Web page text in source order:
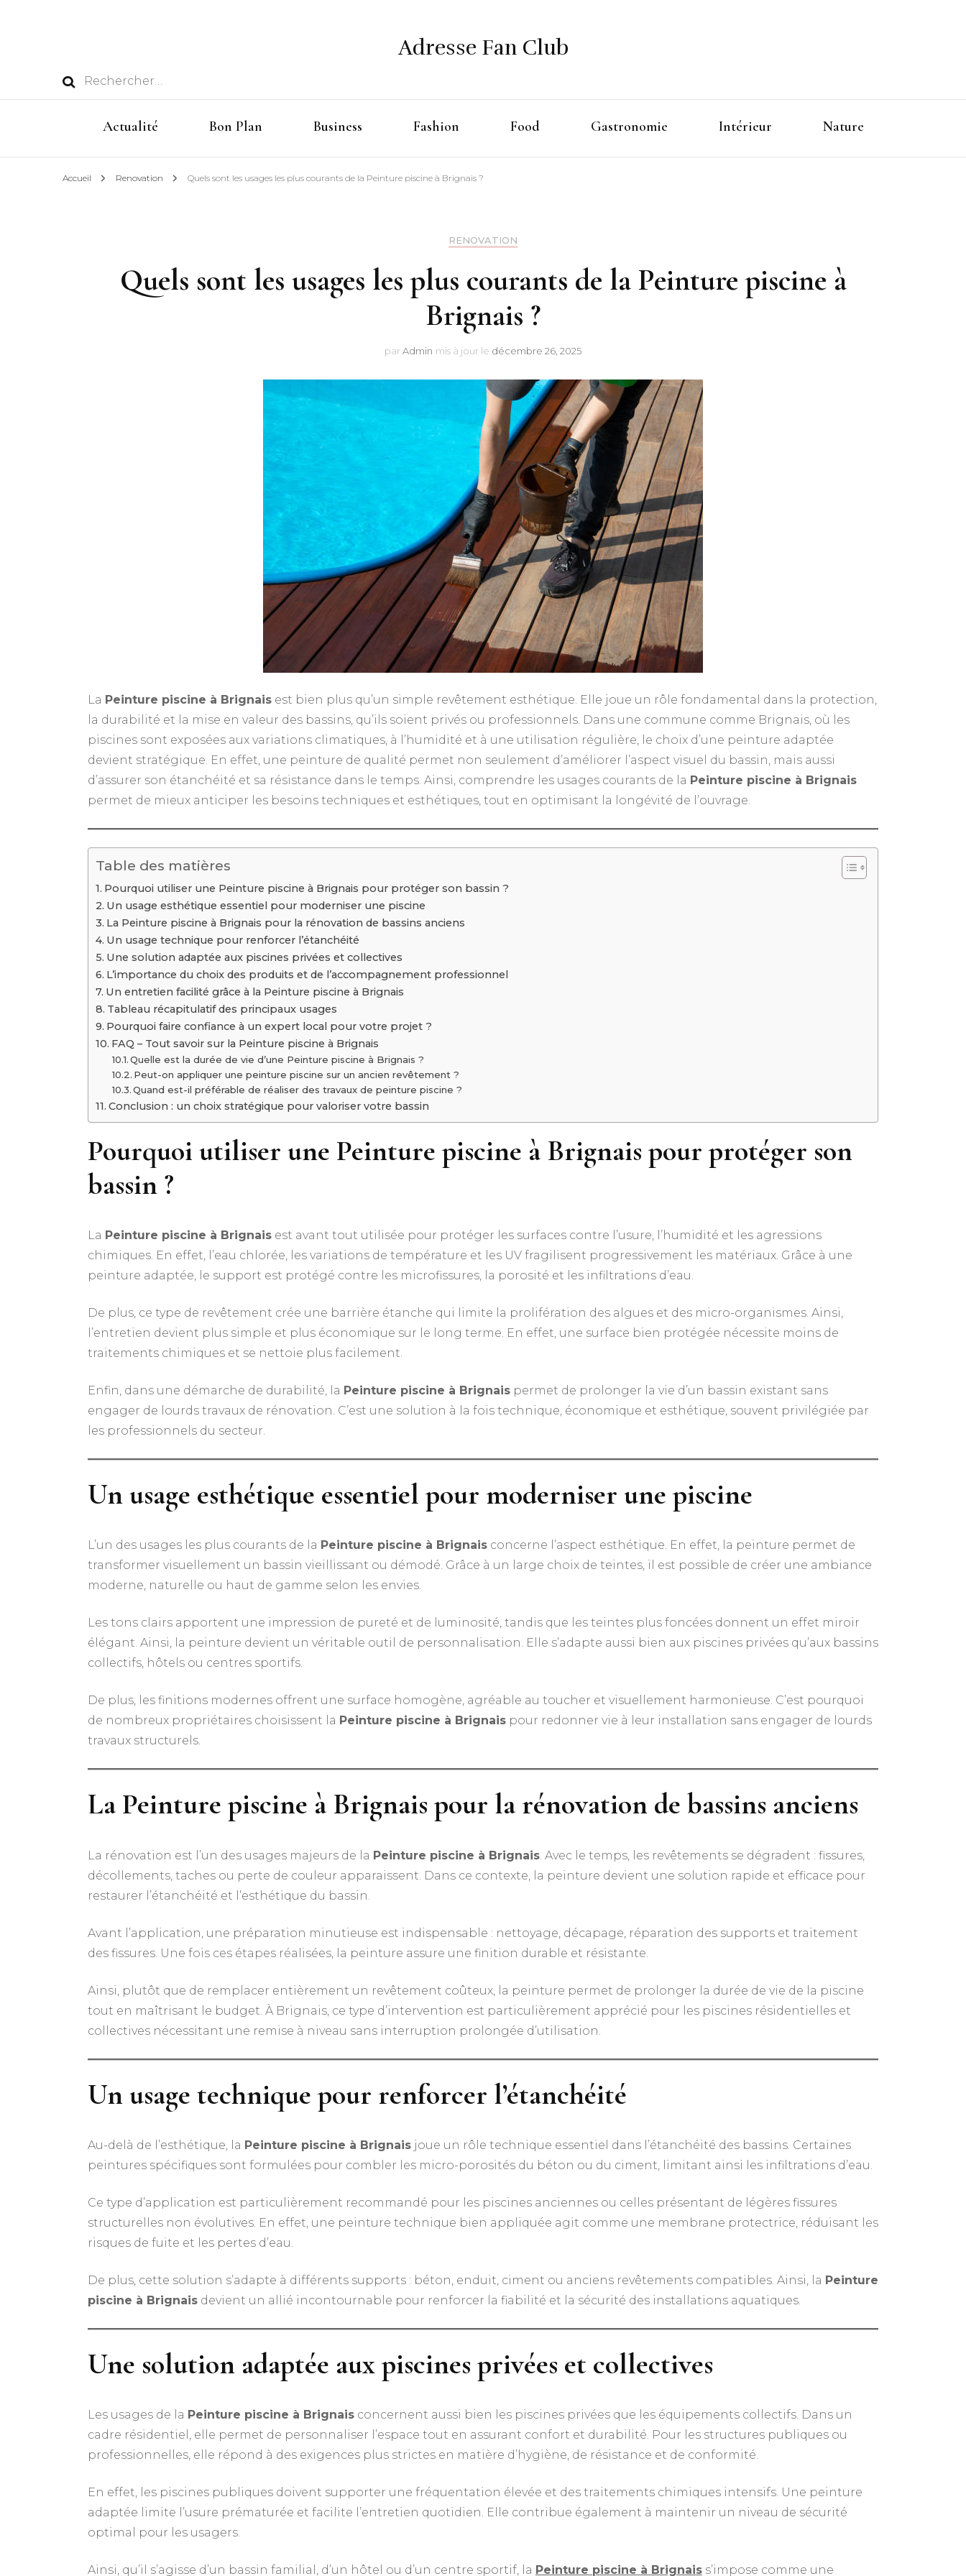
Rechercher :
Adresse Fan Club
Actualité Bon Plan Business Fashion Food Gastronomie Intérieur Nature
Accueil Renovation Quels sont les usages les plus courants de la Peinture piscine à Brignais ?
RENOVATION
Quels sont les usages les plus courants de la Peinture piscine à
Brignais ?
par Admin mis à jour le décembre 26, 2025
La Peinture piscine à Brignais est bien plus qu’un simple revêtement esthétique. Elle joue un rôle fondamental dans la protection,
la durabilité et la mise en valeur des bassins, qu’ils soient privés ou professionnels. Dans une commune comme Brignais, où les
piscines sont exposées aux variations climatiques, à l’humidité et à une utilisation régulière, le choix d’une peinture adaptée
devient stratégique. En effet, une peinture de qualité permet non seulement d’améliorer l’aspect visuel du bassin, mais aussi
d’assurer son étanchéité et sa résistance dans le temps. Ainsi, comprendre les usages courants de la Peinture piscine à Brignais
permet de mieux anticiper les besoins techniques et esthétiques, tout en optimisant la longévité de l’ouvrage.
Table des matières
Pourquoi utiliser une Peinture piscine à Brignais pour protéger son bassin ?
Un usage esthétique essentiel pour moderniser une piscine
La Peinture piscine à Brignais pour la rénovation de bassins anciens
Un usage technique pour renforcer l’étanchéité
Une solution adaptée aux piscines privées et collectives
L’importance du choix des produits et de l’accompagnement professionnel
Un entretien facilité grâce à la Peinture piscine à Brignais
Tableau récapitulatif des principaux usages
Pourquoi faire confiance à un expert local pour votre projet ?
FAQ – Tout savoir sur la Peinture piscine à Brignais
Quelle est la durée de vie d’une Peinture piscine à Brignais ?
Peut-on appliquer une peinture piscine sur un ancien revêtement ?
Quand est-il préférable de réaliser des travaux de peinture piscine ?
Conclusion : un choix stratégique pour valoriser votre bassin
Pourquoi utiliser une Peinture piscine à Brignais pour protéger son
bassin ?
La Peinture piscine à Brignais est avant tout utilisée pour protéger les surfaces contre l’usure, l’humidité et les agressions
chimiques. En effet, l’eau chlorée, les variations de température et les UV fragilisent progressivement les matériaux. Grâce à une
peinture adaptée, le support est protégé contre les microfissures, la porosité et les infiltrations d’eau.
De plus, ce type de revêtement crée une barrière étanche qui limite la prolifération des algues et des micro-organismes. Ainsi,
l’entretien devient plus simple et plus économique sur le long terme. En effet, une surface bien protégée nécessite moins de
traitements chimiques et se nettoie plus facilement.
Enfin, dans une démarche de durabilité, la Peinture piscine à Brignais permet de prolonger la vie d’un bassin existant sans
engager de lourds travaux de rénovation. C’est une solution à la fois technique, économique et esthétique, souvent privilégiée par
les professionnels du secteur.
Un usage esthétique essentiel pour moderniser une piscine
L’un des usages les plus courants de la Peinture piscine à Brignais concerne l’aspect esthétique. En effet, la peinture permet de
transformer visuellement un bassin vieillissant ou démodé. Grâce à un large choix de teintes, il est possible de créer une ambiance
moderne, naturelle ou haut de gamme selon les envies.
Les tons clairs apportent une impression de pureté et de luminosité, tandis que les teintes plus foncées donnent un effet miroir
élégant. Ainsi, la peinture devient un véritable outil de personnalisation. Elle s’adapte aussi bien aux piscines privées qu’aux bassins
collectifs, hôtels ou centres sportifs.
De plus, les finitions modernes offrent une surface homogène, agréable au toucher et visuellement harmonieuse. C’est pourquoi
de nombreux propriétaires choisissent la Peinture piscine à Brignais pour redonner vie à leur installation sans engager de lourds
travaux structurels.
La Peinture piscine à Brignais pour la rénovation de bassins anciens
La rénovation est l’un des usages majeurs de la Peinture piscine à Brignais . Avec le temps, les revêtements se dégradent : fissures,
décollements, taches ou perte de couleur apparaissent. Dans ce contexte, la peinture devient une solution rapide et efficace pour
restaurer l’étanchéité et l’esthétique du bassin.
Avant l’application, une préparation minutieuse est indispensable : nettoyage, décapage, réparation des supports et traitement
des fissures. Une fois ces étapes réalisées, la peinture assure une finition durable et résistante.
Ainsi, plutôt que de remplacer entièrement un revêtement coûteux, la peinture permet de prolonger la durée de vie de la piscine
tout en maîtrisant le budget. À Brignais, ce type d’intervention est particulièrement apprécié pour les piscines résidentielles et
collectives nécessitant une remise à niveau sans interruption prolongée d’utilisation.
Un usage technique pour renforcer l’étanchéité
Au-delà de l’esthétique, la Peinture piscine à Brignais joue un rôle technique essentiel dans l’étanchéité des bassins. Certaines
peintures spécifiques sont formulées pour combler les micro-porosités du béton ou du ciment, limitant ainsi les infiltrations d’eau.
Ce type d’application est particulièrement recommandé pour les piscines anciennes ou celles présentant de légères fissures
structurelles non évolutives. En effet, une peinture technique bien appliquée agit comme une membrane protectrice, réduisant les
risques de fuite et les pertes d’eau.
De plus, cette solution s’adapte à différents supports : béton, enduit, ciment ou anciens revêtements compatibles. Ainsi, la Peinture
piscine à Brignais devient un allié incontournable pour renforcer la fiabilité et la sécurité des installations aquatiques.
Une solution adaptée aux piscines privées et collectives
Les usages de la Peinture piscine à Brignais concernent aussi bien les piscines privées que les équipements collectifs. Dans un
cadre résidentiel, elle permet de personnaliser l’espace tout en assurant confort et durabilité. Pour les structures publiques ou
professionnelles, elle répond à des exigences plus strictes en matière d’hygiène, de résistance et de conformité.
En effet, les piscines publiques doivent supporter une fréquentation élevée et des traitements chimiques intensifs. Une peinture
adaptée limite l’usure prématurée et facilite l’entretien quotidien. Elle contribue également à maintenir un niveau de sécurité
optimal pour les usagers.
Ainsi, qu’il s’agisse d’un bassin familial, d’un hôtel ou d’un centre sportif, la Peinture piscine à Brignais s’impose comme une